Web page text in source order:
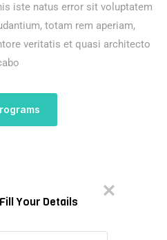
iste natus error sit voluptatem
totam rem aperiam,
veritatis et quasi architecto
Your Details